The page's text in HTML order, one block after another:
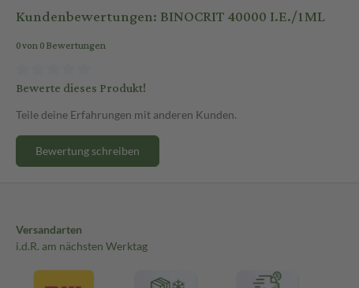
Kundenbewertungen: BINOCRIT 40000 I.E./1ML
0 von 0 Bewertungen
Bewerte dieses Produkt!
Teile deine Erfahrungen mit anderen Kunden.
Bewertung schreiben
Versandarten
i.d.R. am nächsten Werktag